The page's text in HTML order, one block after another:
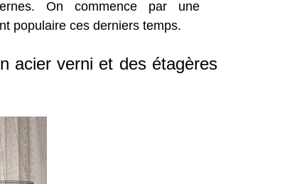
On commence par une
populaire ces derniers temps.
acier verni et des étagères